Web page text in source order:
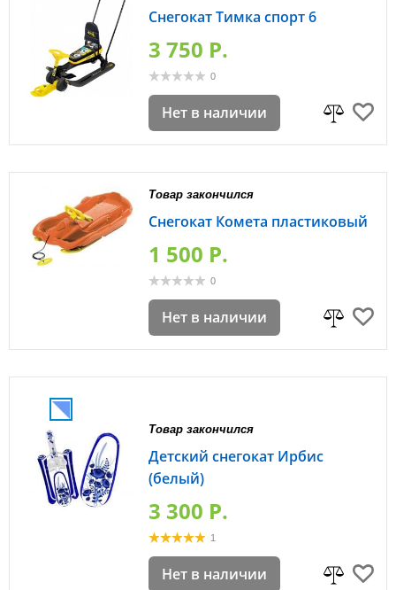
Снегокат Тимка спорт 6
3 750 P.
0
Нет в наличии
Товар закончился
Снегокат Комета пластиковый
1 500 P.
0
Нет в наличии
Товар закончился
Детский снегокат Ирбис
(белый)
3 300 P.
1
Нет в наличии